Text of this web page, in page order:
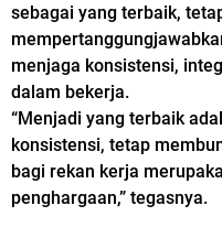
sebagai yang terbaik,
menjaga konsistensi,
dalam bekerja.
“Menjadi yang terbaik
konsistensi, tetap
bagi rekan kerja
penghargaan,” tegasnya.